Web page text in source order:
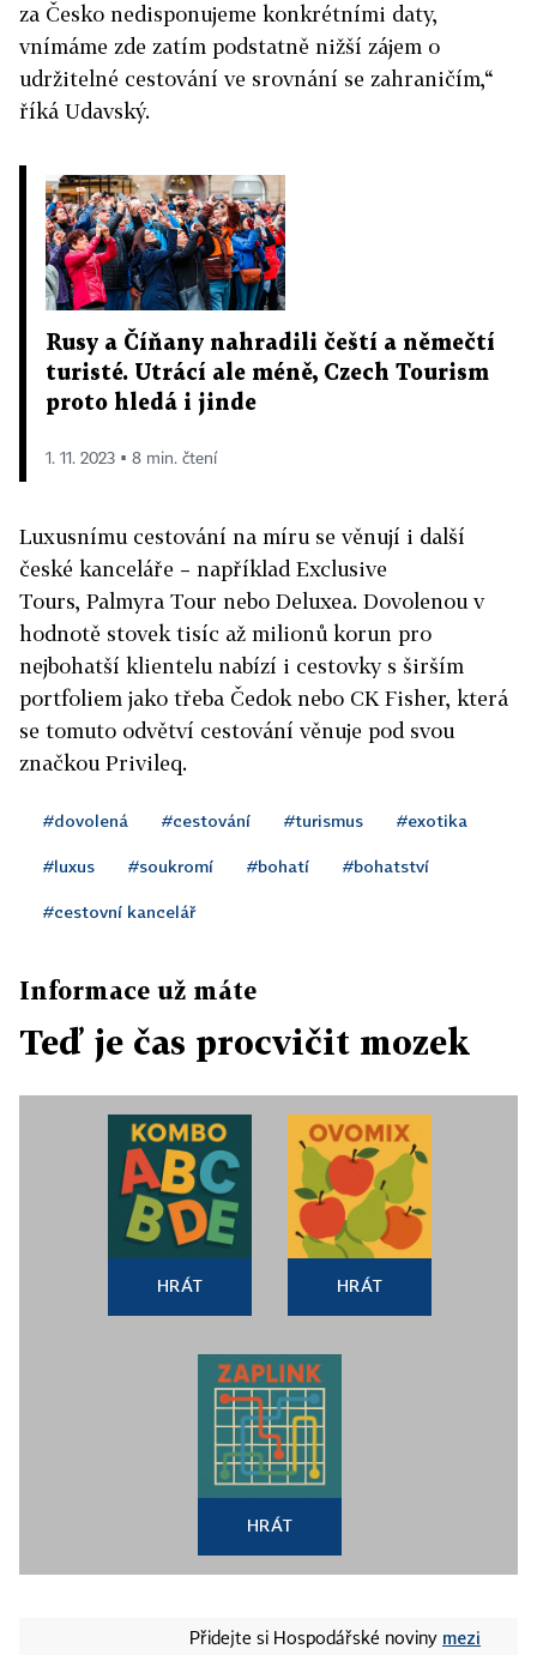
za Česko nedisponujeme konkrétními daty,
vnímáme zde zatím podstatně nižší zájem o
udržitelné cestování ve srovnání se zahraničím,“
říká Udavský.
Rusy a Číňany nahradili čeští a němečtí
turisté. Utrácí ale méně, Czech Tourism
proto hledá i jinde
1. 11. 2023 ▪ 8 min. čtení
Luxusnímu cestování na míru se věnují i další
české kanceláře – například Exclusive
Tours, Palmyra Tour nebo Deluxea. Dovolenou v
hodnotě stovek tisíc až milionů korun pro
nejbohatší klientelu nabízí i cestovky s širším
portfoliem jako třeba Čedok nebo CK Fisher, která
se tomuto odvětví cestování věnuje pod svou
značkou Privileq.
#dovolená #cestování #turismus #exotika
#luxus #soukromí #bohatí #bohatství
#cestovní kancelář
Informace už máte
Teď je čas procvičit mozek
HRÁT HRÁT
HRÁT
Přidejte si Hospodářské noviny mezi